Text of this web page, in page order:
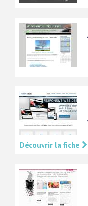
Découvrir la fiche